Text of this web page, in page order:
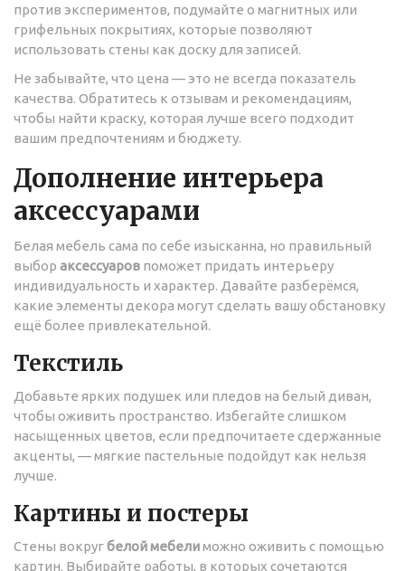
против экспериментов, подумайте о магнитных или
грифельных покрытиях, которые позволяют
использовать стены как доску для записей.
Не забывайте, что цена — это не всегда показатель
качества. Обратитесь к отзывам и рекомендациям,
чтобы найти краску, которая лучше всего подходит
вашим предпочтениям и бюджету.
Дополнение интерьера
аксессуарами
Белая мебель сама по себе изысканна, но правильный
выбор аксессуаров поможет придать интерьеру
индивидуальность и характер. Давайте разберёмся,
какие элементы декора могут сделать вашу обстановку
ещё более привлекательной.
Текстиль
Добавьте ярких подушек или пледов на белый диван,
чтобы оживить пространство. Избегайте слишком
насыщенных цветов, если предпочитаете сдержанные
акценты, — мягкие пастельные подойдут как нельзя
лучше.
Картины и постеры
Стены вокругбелой мебелиможно оживить с помощью
картин. Выбирайте работы, в которых сочетаются